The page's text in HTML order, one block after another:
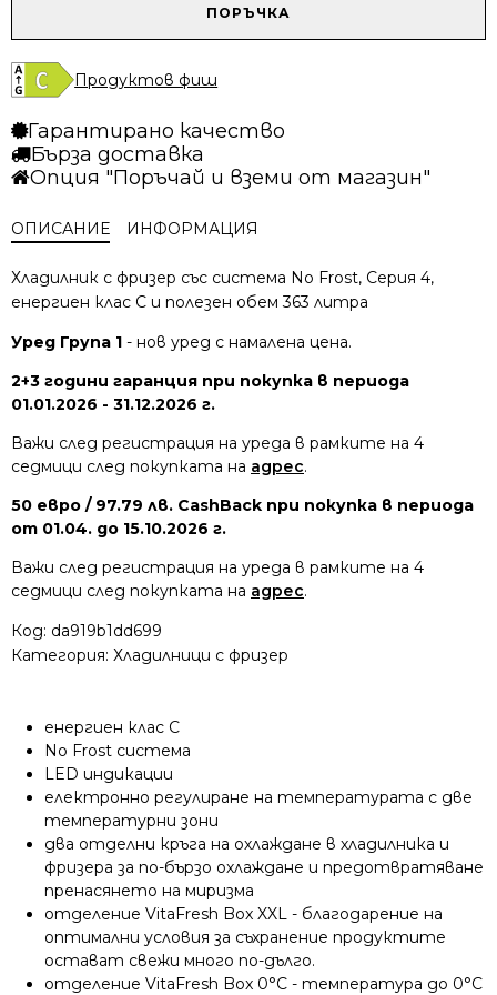
с
фризер
Bosch
KGN39VXCT
ПОРЪЧКА
Продуктов фиш
Гарантирано качество
Бърза доставка
Опция "Поръчай и вземи от магазин"
ОПИСАНИЕ ИНФОРМАЦИЯ
Хладилник с фризер със система No Frost, Серия 4,
енергиен клас C и полезен обем 363 литра
Уред Група 1 - нов уред с намалена цена.
2+3 години гаранция при покупка в периода
01.01.2026 - 31.12.2026 г.
Важи след регистрация на уреда в рамките на 4
седмици след покупката на адрес.
50 евро / 97.79 лв. CashBack при покупка в периода
от 01.04. до 15.10.2026 г.
Важи след регистрация на уреда в рамките на 4
седмици след покупката на адрес.
Код: da919b1dd699
Категория: Хладилници с фризер
енергиен клас C
No Frost система
LED индикации
електронно регулиране на температурата с две
температурни зони
два отделни кръга на охлаждане в хладилника и
фризера за по-бързо охлаждане и предотвратяване
пренасянето на миризма
отделение VitaFresh Box XXL - благодарение на
оптимални условия за съхранение продуктите
остават свежи много по-дълго.
отделение VitaFresh Box 0°C - температура до 0°C